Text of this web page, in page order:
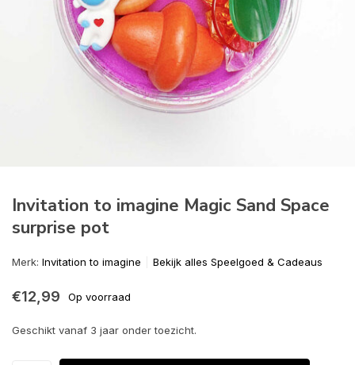
Invitation to imagine Magic Sand Space
surprise pot
Merk: Invitation to imagine Bekijk alles Speelgoed & Cadeaus
€12,99 Op voorraad
Geschikt vanaf 3 jaar onder toezicht.